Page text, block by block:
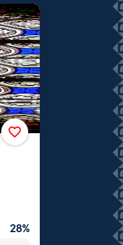
28%